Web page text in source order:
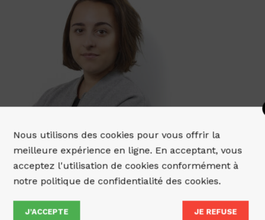
Nous utilisons des cookies pour vous offrir la
meilleure expérience en ligne. En acceptant, vous
acceptez l'utilisation de cookies conformément à
notre politique de confidentialité des cookies.
J’ACCEPTE JE REFUSE